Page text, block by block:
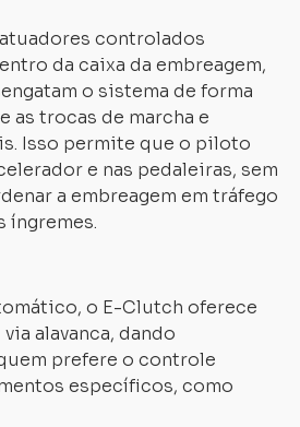
controlados
da caixa da embreagem,
o sistema de forma
as trocas de marcha e
Isso permite que o piloto
e nas pedaleiras, sem
a embreagem em tráfego
íngremes.
o E-Clutch oferece
alavanca, dando
prefere o controle
específicos, como